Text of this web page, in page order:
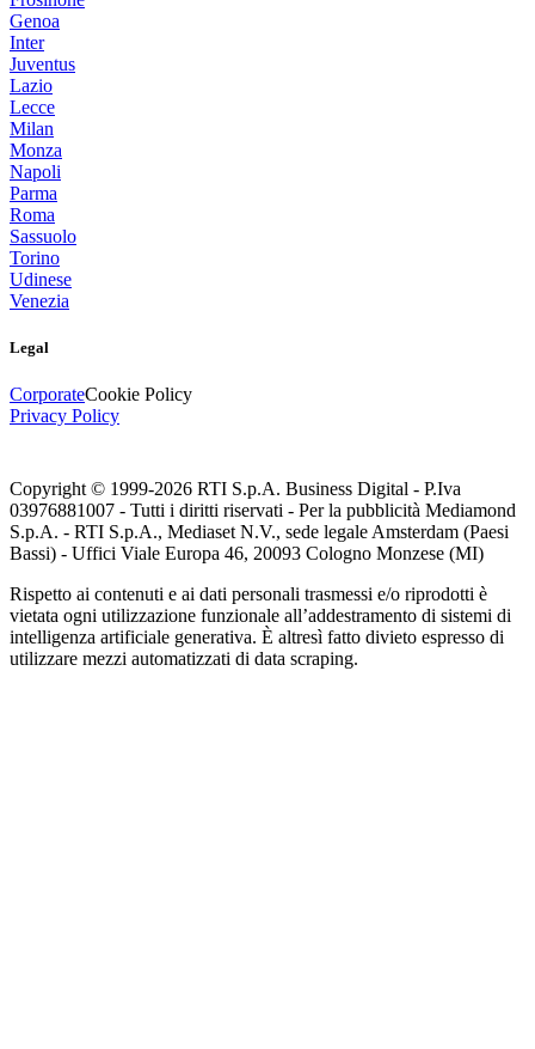
Genoa
Inter
Juventus
Lazio
Lecce
Milan
Monza
Napoli
Parma
Roma
Sassuolo
Torino
Udinese
Venezia
Legal
CorporateCookie Policy
Privacy Policy
Copyright © 1999-2026 RTI S.p.A. Business Digital - P.Iva
03976881007 - Tutti i diritti riservati - Per la pubblicità Mediamond
S.p.A. - RTI S.p.A., Mediaset N.V., sede legale Amsterdam (Paesi
Bassi) - Uffici Viale Europa 46, 20093 Cologno Monzese (MI)
Rispetto ai contenuti e ai dati personali trasmessi e/o riprodotti è
vietata ogni utilizzazione funzionale all’addestramento di sistemi di
intelligenza artificiale generativa. È altresì fatto divieto espresso di
utilizzare mezzi automatizzati di data scraping.